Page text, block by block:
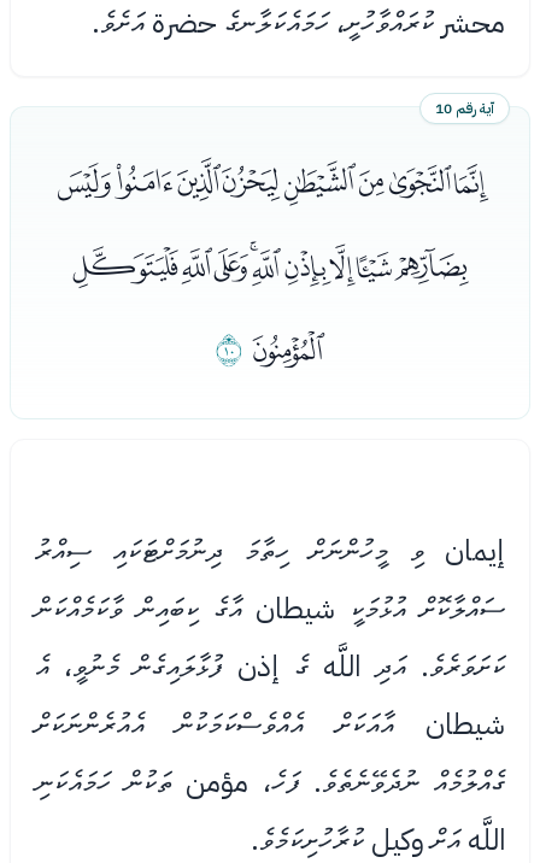
محشر ކުރައްވާހުށީ، ހަމައެކަލާނގެ حضرة އަށެވެ.
آية رقم 10
ﯤﯥﯦﯧﯨﯩﯪﯫ
ﯬﯭﯮﯯﯰﯱﯲﯳﯴ
ﯵﯶ
إيمان ވި މީހުންނަށް ހިތާމަ ދިނުމަށްޓަކައި ސިއްރު
ސައްލާކޮށް އުޅުމަކީ شيطان އާގެ ކިބައިން ވާކަމެއްކަން
ކަށަވަރެވެ. އަދި اللَّه ގެ إذن ފުޅާލައިގެން މެނުވީ، އެ
شيطان އާއަކަށް އެއްވެސްކަމަކުން އެއުރެންނަކަށް
ގެއްލުމެއް ނުދެވޭނެތެވެ. ފަހެ، مؤمن ތަކުން ހަމައެކަނި
اللَّه އަށް وكيل ކުރާހުށިކަމެވެ.